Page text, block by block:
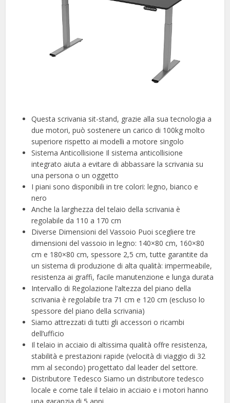
Questa scrivania sit-stand, grazie alla sua tecnologia a
due motori, può sostenere un carico di 100kg molto
superiore rispetto ai modelli a motore singolo
Sistema Anticollisione Il sistema anticollisione
integrato aiuta a evitare di abbassare la scrivania su
una persona o un oggetto
I piani sono disponibili in tre colori: legno, bianco e
nero
Anche la larghezza del telaio della scrivania è
regolabile da 110 a 170 cm
Diverse Dimensioni del Vassoio Puoi scegliere tre
dimensioni del vassoio in legno: 140×80 cm, 160×80
cm e 180×80 cm, spessore 2,5 cm, tutte garantite da
un sistema di produzione di alta qualità: impermeabile,
resistenza ai graffi, facile manutenzione e lunga durata
Intervallo di Regolazione l’altezza del piano della
scrivania è regolabile tra 71 cm e 120 cm (escluso lo
spessore del piano della scrivania)
Siamo attrezzati di tutti gli accessori o ricambi
dell’ufficio
Il telaio in acciaio di altissima qualità offre resistenza,
stabilità e prestazioni rapide (velocità di viaggio di 32
mm al secondo) progettato dal leader del settore.
Distributore Tedesco Siamo un distributore tedesco
locale e come tale il telaio in acciaio e i motori hanno